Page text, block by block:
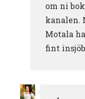
om ni
kanalen.
Motala
fint